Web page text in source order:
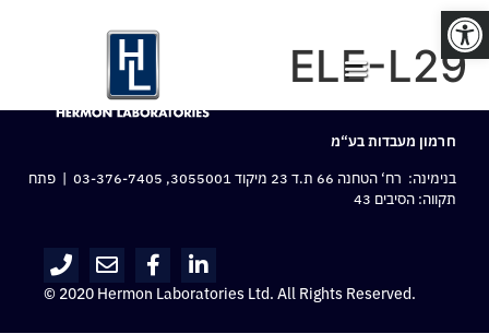
פתח סרגל נגישות
ELE-L29
חרמון מעבדות בע“מ
בנימינה: רח‘ הטחנה 66 ת.ד 23 מיקוד 3055001,
03-376-7405 | פתח
תקווה: הסיבים 43
© 2020 Hermon Laboratories Ltd. All Rights Reserved.